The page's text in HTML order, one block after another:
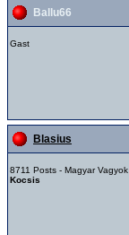
Ballu66
Gast
Blasius
8711 Posts - Magyar Vagyok
Kocsis